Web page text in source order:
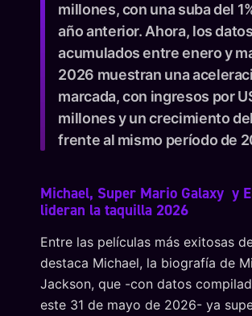
millones, con una suba del
año anterior. Ahora, los datos
acumulados entre enero y
2026 muestran una
marcada, con ingresos por
millones y un crecimiento del
frente al mismo período de
Michael, Super Mario Galaxy y
lideran la taquilla 2026
Entre las películas más exitosas
destaca Michael, la biografía de
Jackson, que -con datos
este 31 de mayo de 2026- ya